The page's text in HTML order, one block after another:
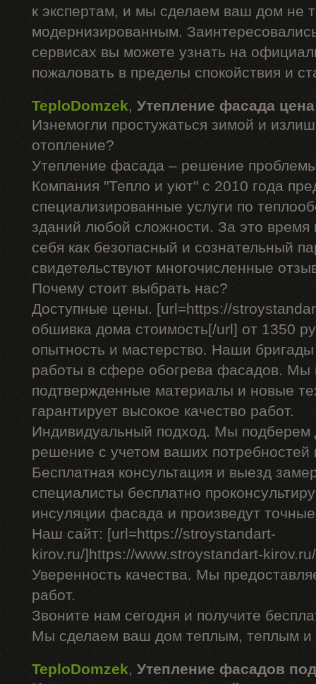
к экспертам, и мы сделаем ваш дом не
модернизированным.
сервисах вы можете узнать на
пожаловать в пределы спокойствия и
TeploDomzek, Утепление фасада цена
Изнемогли простужаться зимой и
отопление?
Утепление фасада – решение
Компания "Тепло и уют" с 2010 года
специализированные услуги по
зданий любой сложности. За это
себя как безопасный и сознательный
свидетельствуют многочисленные
Почему стоит выбрать нас?
Доступные цены. [url=https://
обшивка дома стоимость[/url] от 1350
опытность и мастерство. Наши
работы в сфере обогрева фасадов. Мы
подтвержденные материалы и новые
гарантирует высокое качество работ.
Индивидуальный подход. Мы подберем
решение с учетом ваших
Бесплатная консультация и выезд
специалисты бесплатно
инсуляции фасада и произведут
Наш сайт: [url=https://stroystandart-
kirov.ru/]https://www.stroystandart-
Уверенность качества. Мы
работ.
Звоните нам сегодня и получите
Мы сделаем ваш дом теплым, теплым и
TeploDomzek, Утепление фасадов под